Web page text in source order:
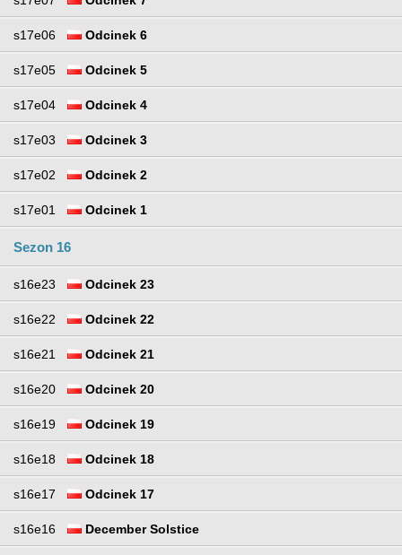
s17e06 Odcinek 6
s17e05 Odcinek 5
s17e04 Odcinek 4
s17e03 Odcinek 3
s17e02 Odcinek 2
s17e01 Odcinek 1
Sezon 16
s16e23 Odcinek 23
s16e22 Odcinek 22
s16e21 Odcinek 21
s16e20 Odcinek 20
s16e19 Odcinek 19
s16e18 Odcinek 18
s16e17 Odcinek 17
s16e16 December Solstice